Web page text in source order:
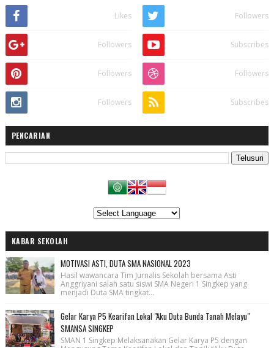
Likes Followers
Followers Subscribes
Followers Followers
Followers Subscribes
PENCARIAN
KABAR SEKOLAH
MOTIVASI ASTI, DUTA SMA NASIONAL 2023
Hasil wawancara Tim Jurnalis Sekolah bersama Asti
Anggriyani salah satu siswi SMA Negeri 1 Singkep yang
menjadi Duta SMA tingkat...
Gelar Karya P5 Kearifan Lokal "Aku Duta Bunda Tanah Melayu"
SMANSA SINGKEP
SMAN 1 Singkep Melaksanakan Gelar Karya P5 dengan